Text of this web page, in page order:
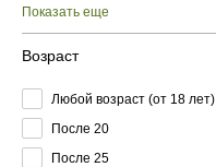
Показать еще
Возраст
Любой возраст (от 18 лет)
После 20
После 25